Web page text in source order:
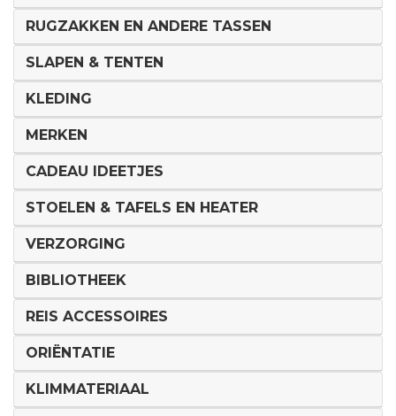
RUGZAKKEN EN ANDERE TASSEN
SLAPEN & TENTEN
KLEDING
MERKEN
CADEAU IDEETJES
STOELEN & TAFELS EN HEATER
VERZORGING
BIBLIOTHEEK
REIS ACCESSOIRES
ORIËNTATIE
KLIMMATERIAAL